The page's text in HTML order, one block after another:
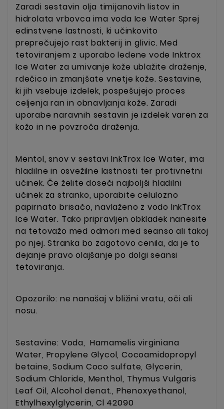
Zaradi sestavin olja timijanovih listov in
hidrolata vrbovca ima voda Ice Water Sprej
edinstvene lastnosti, ki učinkovito
preprečujejo rast bakterij in glivic. Med
tetoviranjem z uporabo ledene vode Inktrox
Ice Water za umivanje kože ublažite draženje,
rdečico in zmanjšate vnetje kože. Sestavine,
ki jih vsebuje izdelek, pospešujejo proces
celjenja ran in obnavljanja kože. Zaradi
uporabe naravnih sestavin je izdelek varen za
kožo in ne povzroča draženja.
Mentol, snov v sestavi InkTrox Ice Water, ima
hladilne in osvežilne lastnosti ter protivnetni
učinek. Če želite doseči najboljši hladilni
učinek za stranko, uporabite celulozno
papirnato brisačo, navlaženo z vodo InkTrox
Ice Water. Tako pripravljen obkladek nanesite
na tetovažo med odmori med seanso ali takoj
po njej. Stranka bo zagotovo cenila, da je to
dejanje pravo olajšanje po dolgi seansi
tetoviranja.
Opozorilo: ne nanašaj v bližini vratu, oči ali
nosu.
Sestavine: Voda, Hamamelis virginiana
Water, Propylene Glycol, Cocoamidopropyl
betaine, Sodium Coco sulfate, Glycerin,
Sodium Chloride, Menthol, Thymus Vulgaris
Leaf Oil, Alcohol denat., Phenoxyethanol,
Ethylhexylglycerin, Cl 42090